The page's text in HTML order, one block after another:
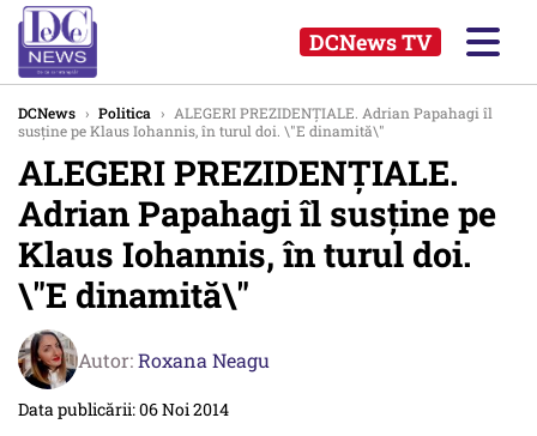
DCNews TV
DCNews › Politica › ALEGERI PREZIDENȚIALE. Adrian Papahagi îl
susține pe Klaus Iohannis, în turul doi. \"E dinamită\"
ALEGERI PREZIDENȚIALE.
Adrian Papahagi îl susține pe
Klaus Iohannis, în turul doi.
\"E dinamită\"
Autor:Roxana Neagu
Data publicării: 06 Noi 2014